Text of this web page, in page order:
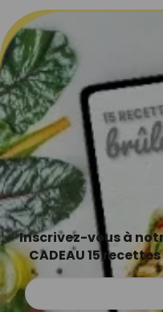
Inscrivez-vous à
CADEAU 15 recettes